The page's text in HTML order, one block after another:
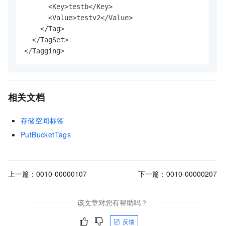
      <Key>testb</Key>
      <Value>testv2</Value>
    </Tag>
  </TagSet>
</Tagging>
相关文档
存储空间标签
PutBucketTags
上一篇： 0010-00000107 下一篇： 0010-00000207
该文章对您有帮助吗？
反馈